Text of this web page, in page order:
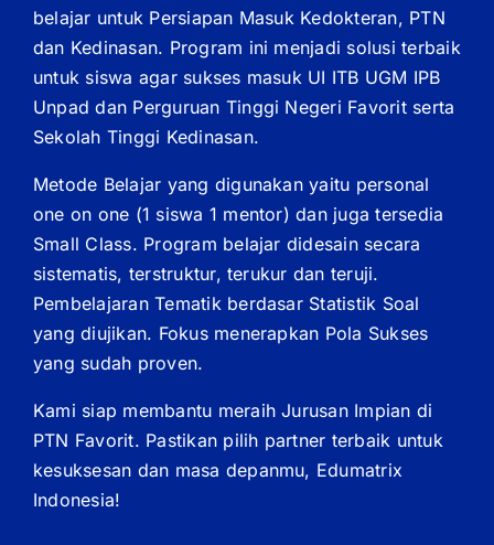
belajar untuk Persiapan Masuk Kedokteran, PTN
dan Kedinasan. Program ini menjadi solusi terbaik
untuk siswa agar sukses masuk UI ITB UGM IPB
Unpad dan Perguruan Tinggi Negeri Favorit serta
Sekolah Tinggi Kedinasan.
Metode Belajar yang digunakan yaitu personal
one on one (1 siswa 1 mentor) dan juga tersedia
Small Class. Program belajar didesain secara
sistematis, terstruktur, terukur dan teruji.
Pembelajaran Tematik berdasar Statistik Soal
yang diujikan. Fokus menerapkan Pola Sukses
yang sudah proven.
Kami siap membantu meraih Jurusan Impian di
PTN Favorit. Pastikan pilih partner terbaik untuk
kesuksesan dan masa depanmu, Edumatrix
Indonesia!